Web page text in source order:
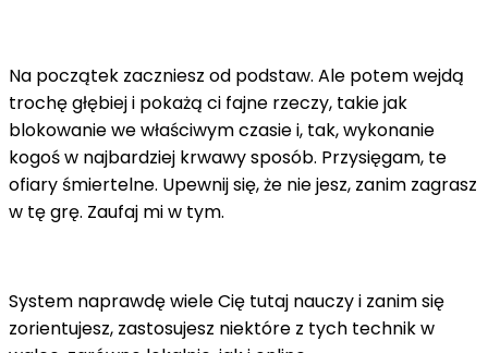
Na początek zaczniesz od podstaw. Ale potem wejdą
trochę głębiej i pokażą ci fajne rzeczy, takie jak
blokowanie we właściwym czasie i, tak, wykonanie
kogoś w najbardziej krwawy sposób. Przysięgam, te
ofiary śmiertelne. Upewnij się, że nie jesz, zanim zagrasz
w tę grę. Zaufaj mi w tym.
System naprawdę wiele Cię tutaj nauczy i zanim się
zorientujesz, zastosujesz niektóre z tych technik w